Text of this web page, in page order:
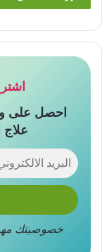
احصل على
علاج
خصوصيتك